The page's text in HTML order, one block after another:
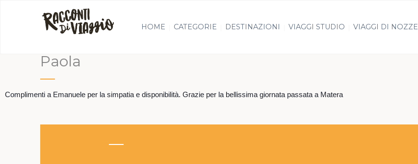
HOME CATEGORIE DESTINAZIONI VIAGGI STUDIO VIAGGI DI NOZZE
Paola
Complimenti a Emanuele per la simpatia e disponibilità. Grazie per la bellissima giornata passata a Matera